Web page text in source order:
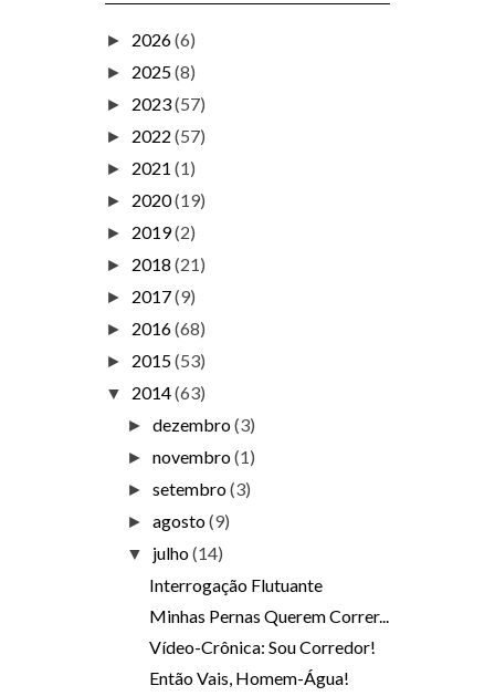
► 2026(6)
► 2025(8)
► 2023(57)
► 2022 (57)
► 2021 (1)
► 2020(19)
► 2019(2)
► 2018 (21)
► 2017(9)
► 2016(68)
► 2015(53)
▼ 2014(63)
►dezembro(3)
►novembro(1)
►setembro(3)
►agosto(9)
▼ julho(14)
Interrogação Flutuante
Minhas Pernas Querem Correr...
Vídeo-Crônica: Sou Corredor!
Então Vais, Homem-Água!